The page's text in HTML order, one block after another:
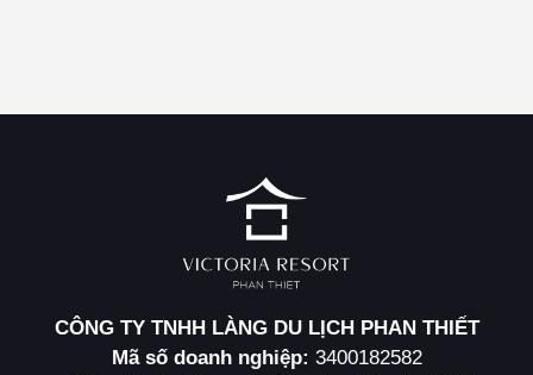
CÔNG TY TNHH LÀNG DU LỊCH PHAN THIẾT
Mã số doanh nghiệp: 3400182582